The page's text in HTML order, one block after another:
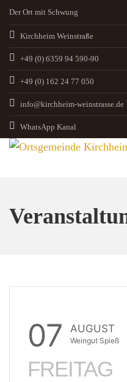
Der Ort mit Schwung
Kirchheim Weinstraße
+49 (0) 6359 94 590-90
+49 (0) 162 24 77 050
info@kirchheim-weinstrasse.de
WhatsApp Kanal
07 AUGUST
Weingut Spieß
FREITAG